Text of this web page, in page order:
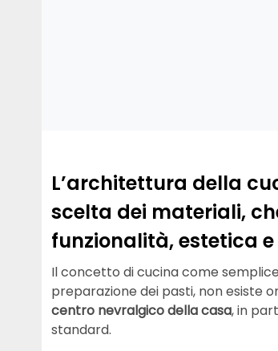
L’architettura della
scelta dei materiali,
funzionalità, estetica
Il concetto di cucina come
preparazione dei pasti, non esiste
centro nevralgico della casa, in
standard.